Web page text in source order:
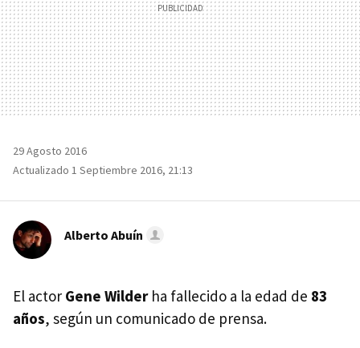
29 Agosto 2016
Actualizado 1 Septiembre 2016, 21:13
Alberto Abuín
El actor Gene Wilderha fallecido a la edad de 83
años, según un comunicado de prensa.